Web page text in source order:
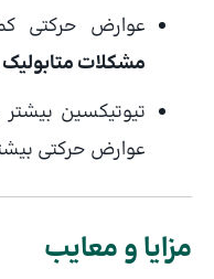
عوارض حرکتی
مشکلات متابولیک
تیوتیکسین
عوارض حرکتی
مزایا و معایب